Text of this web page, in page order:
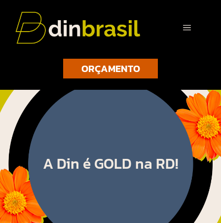
ORÇAMENTO
A Din é GOLD na RD!